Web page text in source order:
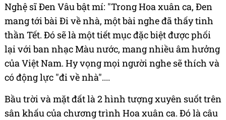
Nghệ sĩ Đen Vâu bật mí: "Trong Hoa xuân ca, Đen
mang tới bài Đi về nhà, một bài nghe đã thấy tinh
thần Tết. Đó sẽ là một tiết mục đặc biệt được phối
lại với ban nhạc Màu nước, mang nhiều âm hưởng
của Việt Nam. Hy vọng mọi người nghe sẽ thích và
có động lực "đi về nhà"....
Bầu trời và mặt đất là 2 hình tượng xuyên suốt trên
sân khấu của chương trình Hoa xuân ca. Đó là câu